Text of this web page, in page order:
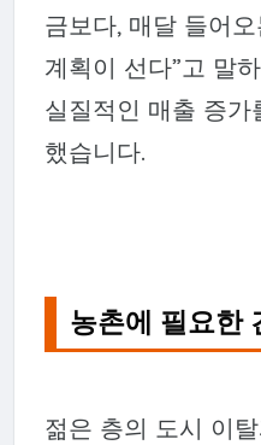
금보다, 매달 들어
계획이 선다”고 말
실질적인 매출 증가
했습니다.
농촌에 필요한
젊은 층의 도시 이